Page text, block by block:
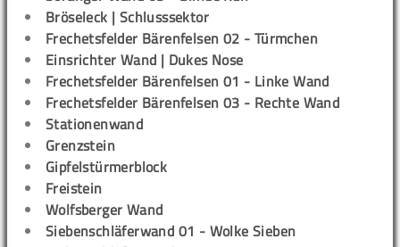
Bröseleck | Schlusssektor
Frechetsfelder Bärenfelsen 02 - Türmchen
Einsrichter Wand | Dukes Nose
Frechetsfelder Bärenfelsen 01 - Linke Wand
Frechetsfelder Bärenfelsen 03 - Rechte Wand
Stationenwand
Grenzstein
Gipfelstürmerblock
Freistein
Wolfsberger Wand
Siebenschläferwand 01 - Wolke Sieben